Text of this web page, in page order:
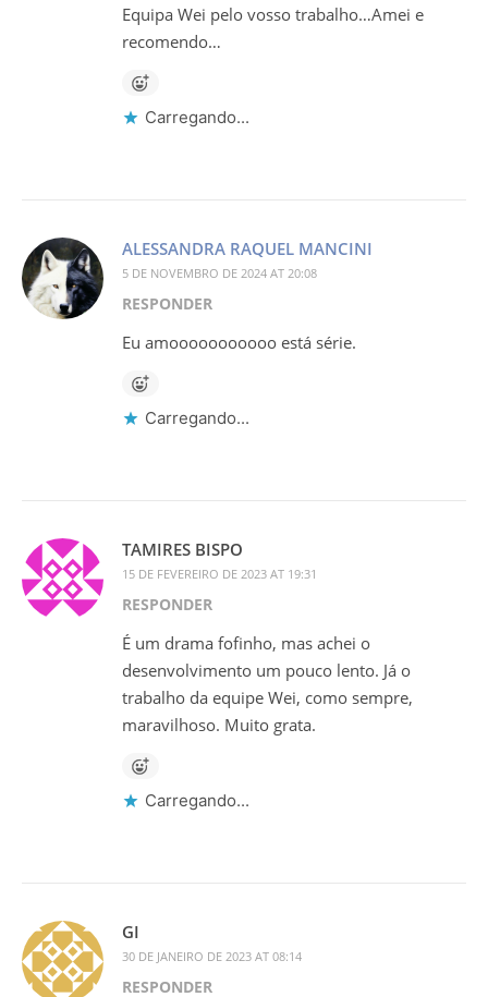
Equipa Wei pelo vosso trabalho…Amei e
recomendo…
Carregando...
ALESSANDRA RAQUEL MANCINI
5 DE NOVEMBRO DE 2024 AT 20:08
RESPONDER
Eu amooooooooooo está série.
Carregando...
TAMIRES BISPO
15 DE FEVEREIRO DE 2023 AT 19:31
RESPONDER
É um drama fofinho, mas achei o
desenvolvimento um pouco lento. Já o
trabalho da equipe Wei, como sempre,
maravilhoso. Muito grata.
Carregando...
GI
30 DE JANEIRO DE 2023 AT 08:14
RESPONDER